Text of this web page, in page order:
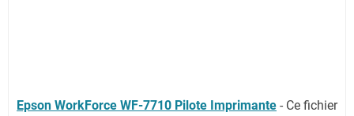
Epson WorkForce WF-7710 Pilote Imprimante - Ce fichier